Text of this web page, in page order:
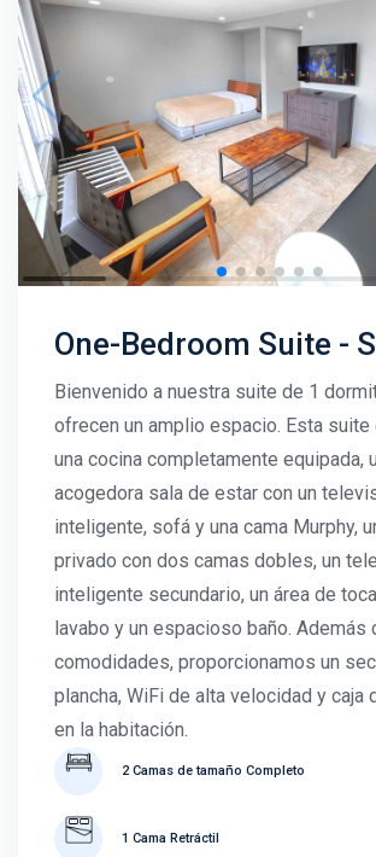
One-Bedroom Suite -
Bienvenido a nuestra suite de 1
ofrecen un amplio espacio. Esta suite
una cocina completamente equipada,
acogedora sala de estar con un
inteligente, sofá y una cama Murphy,
privado con dos camas dobles, un
inteligente secundario, un área de
lavabo y un espacioso baño. Además
comodidades, proporcionamos un
plancha, WiFi de alta velocidad y caja
en la habitación.
2 Camas de tamaño Completo
1 Cama Retráctil